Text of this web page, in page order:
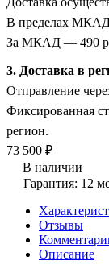
В пределах
За МКАД — 490
3. Доставка в
Отправление
Фиксированная
регион.
73 500 ₽
В наличии
Гарантия: 12
Отзывы
Описание